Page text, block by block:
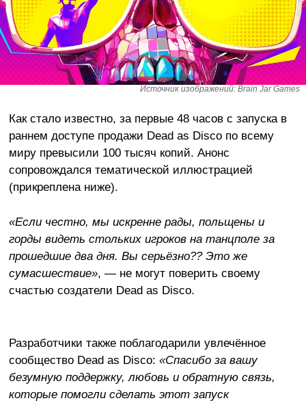
Источник изображений: Brain Jar Games
Как стало известно, за первые 48 часов с запуска в
раннем доступе продажи Dead as Disco по всему
миру превысили 100 тысяч копий. Анонс
сопровождался тематической иллюстрацией
(прикреплена ниже).
«Если честно, мы искренне рады, польщены и
горды видеть стольких игроков на танцполе за
прошедшие два дня. Вы серьёзно?? Это же
сумасшествие», — не могут поверить своему
счастью создатели Dead as Disco.
Разработчики также поблагодарили увлечённое
сообщество Dead as Disco: «Спасибо за вашу
безумную поддержку, любовь и обратную связь,
которые помогли сделать этот запуск